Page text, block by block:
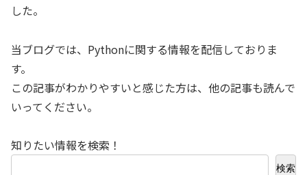
した。
当ブログでは、Pythonに関する情報を配信しておりま
す。
この記事がわかりやすいと感じた方は、他の記事も読んで
いってください。
知りたい情報を検索！
検索